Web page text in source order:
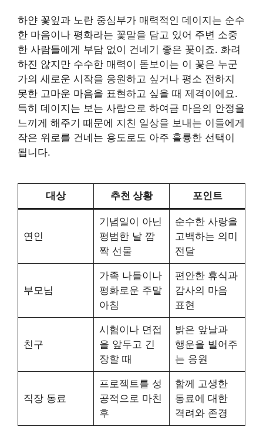
하얀 꽃잎과 노란 중심부가 매력적인 데이지는 순수
한 마음이나 평화라는 꽃말을 담고 있어 주변 소중
한 사람들에게 부담 없이 건네기 좋은 꽃이죠. 화려
하진 않지만 수수한 매력이 돋보이는 이 꽃은 누군
가의 새로운 시작을 응원하고 싶거나 평소 전하지
못한 고마운 마음을 표현하고 싶을 때 제격이에요.
특히 데이지는 보는 사람으로 하여금 마음의 안정을
느끼게 해주기 때문에 지친 일상을 보내는 이들에게
작은 위로를 건네는 용도로도 아주 훌륭한 선택이
됩니다.
대상 추천 상황 포인트
연인
기념일이 아닌
평범한 날 깜
짝 선물
순수한 사랑을
고백하는 의미
전달
부모님
가족 나들이나
평화로운 주말
아침
편안한 휴식과
감사의 마음
표현
친구
시험이나 면접
을 앞두고 긴
장할 때
밝은 앞날과
행운을 빌어주
는 응원
직장 동료
프로젝트를 성
공적으로 마친
후
함께 고생한
동료에 대한
격려와 존경